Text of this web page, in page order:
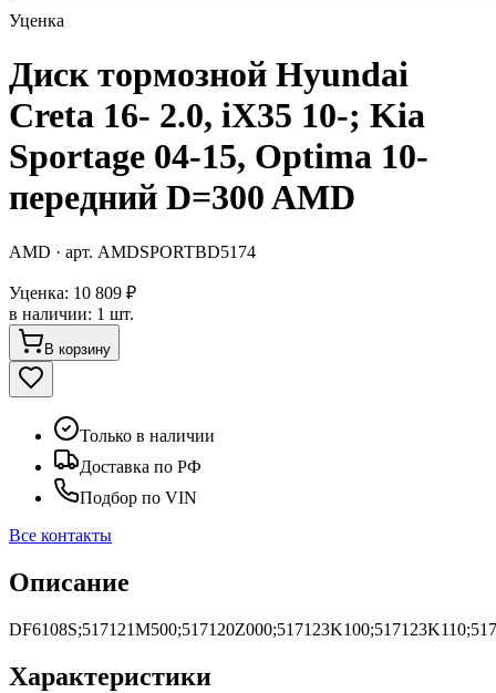
Уценка
Диск тормозной Hyundai
Creta 16- 2.0, iX35 10-; Kia
Sportage 04-15, Optima 10-
передний D=300 AMD
AMD · арт. AMDSPORTBD5174
Уценка: 10 809 ₽
в наличии: 1 шт.
В корзину
Только в наличии
Доставка по РФ
Подбор по VIN
Все контакты
Описание
Характеристики